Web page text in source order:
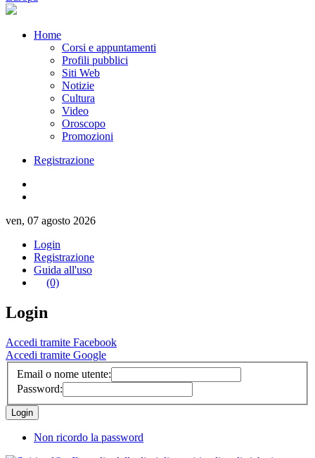
Home
Corsi e appuntamenti
Profili pubblici
Siti Web
Notizie
Cultura
Video
Oroscopo
Promozioni
Registrazione
ven, 07 agosto 2026
Login
Registrazione
Guida all'uso
(0)
Login
Accedi tramite Facebook
Accedi tramite Google
Email o nome utente:
Password:
Non ricordo la password